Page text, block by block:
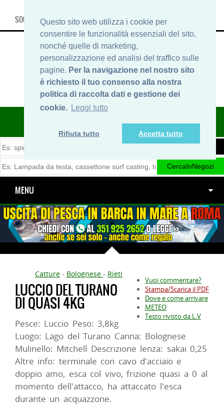
Questo sito web utilizza i cookie per
consentire le funzionalità essenziali del sito,
nonché quelle di marketing,
personalizzazione ed analisi del traffico sulle
pagine. Per la navigazione nel nostro sito
è richiesto il tuo consenso alla nostra
politica di raccolta dati e gestione dei
cookie. Leggi tutto
Rifiuta tutto Accetta tutto
SOCIAL, INFO & SHOP
ITINERARIDIPESCA.IT
MENU
Catture - Bolognese - Rieti
Vuoi commentare?
Stampa/Scarica il PDF
Dove e come arrivare
METEO
Testo rivisto da L.V
LUCCIO DEL TURANO
DI QUASI 4KG
Pesce: Luccio Peso: 3,8kg
Luogo: Lago del Turano Canna: Bolognese
Mulinello: Mitchell Descrizione lenza: sakai 0,25
Altre info: terminale con cavo d'acciaio e
doppio amo, esca col vivo, frizione quasi a 0 al
momento dell'attacco, ha attaccato l'esca
durante un acquazzone.